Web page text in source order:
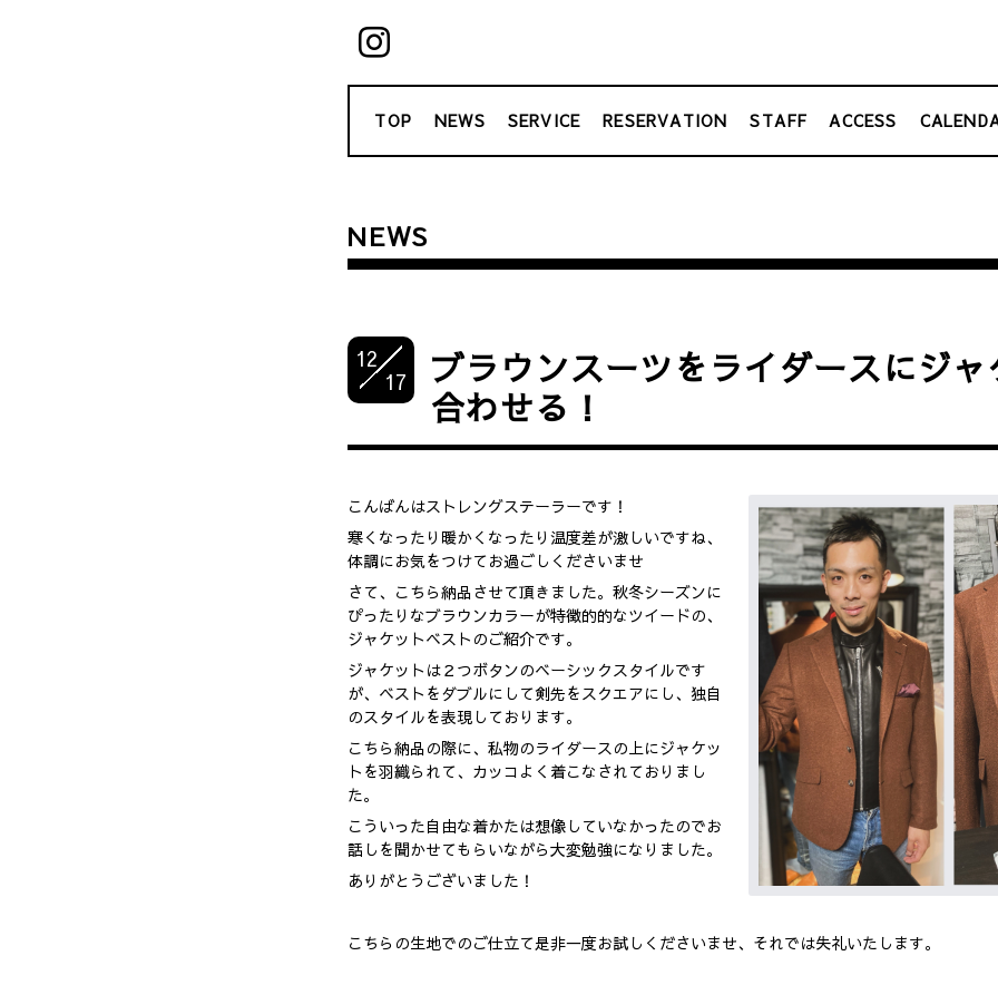
TOP NEWS SERVICE RESERVATION STAFF ACCESS
NEWS
12
17
ブラウンスーツをライダースにジャ
合わせる！
こんばんはストレングステーラーです！
寒くなったり暖かくなったり温度差が激しいですね、
体調にお気をつけてお過ごしくださいませ
さて、こちら納品させて頂きました。秋冬シーズンに
ぴったりなブラウンカラーが特徴的的なツイードの、
ジャケットベストのご紹介です。
ジャケットは２つボタンのベーシックスタイルです
が、ベストをダブルにして剣先をスクエアにし、独自
のスタイルを表現しております。
こちら納品の際に、私物のライダースの上にジャケッ
トを羽織られて、カッコよく着こなされておりまし
た。
こういった自由な着かたは想像していなかったのでお
話しを聞かせてもらいながら大変勉強になりました。
ありがとうございました！
こちらの生地でのご仕立て是非一度お試しくださいませ、それでは失礼いたします。